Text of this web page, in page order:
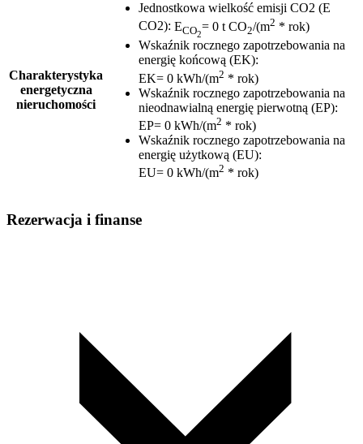
Charakterystyka
energetyczna
nieruchomości
Jednostkowa wielkość emisji CO2 (E
CO2): ECO2
= 0 t CO2/(m2 * rok)
Wskaźnik rocznego zapotrzebowania na
energię końcową (EK):
EK= 0 kWh/(m2 * rok)
Wskaźnik rocznego zapotrzebowania na
nieodnawialną energię pierwotną (EP):
EP= 0 kWh/(m2 * rok)
Wskaźnik rocznego zapotrzebowania na
energię użytkową (EU):
EU= 0 kWh/(m2 * rok)
Rezerwacja i finanse